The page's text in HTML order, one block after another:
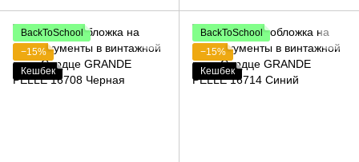
BackToSchool
−15%
Кешбек
BackToSchool
−15%
Кешбек